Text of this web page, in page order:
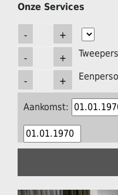
Onze Services
Aankomst: